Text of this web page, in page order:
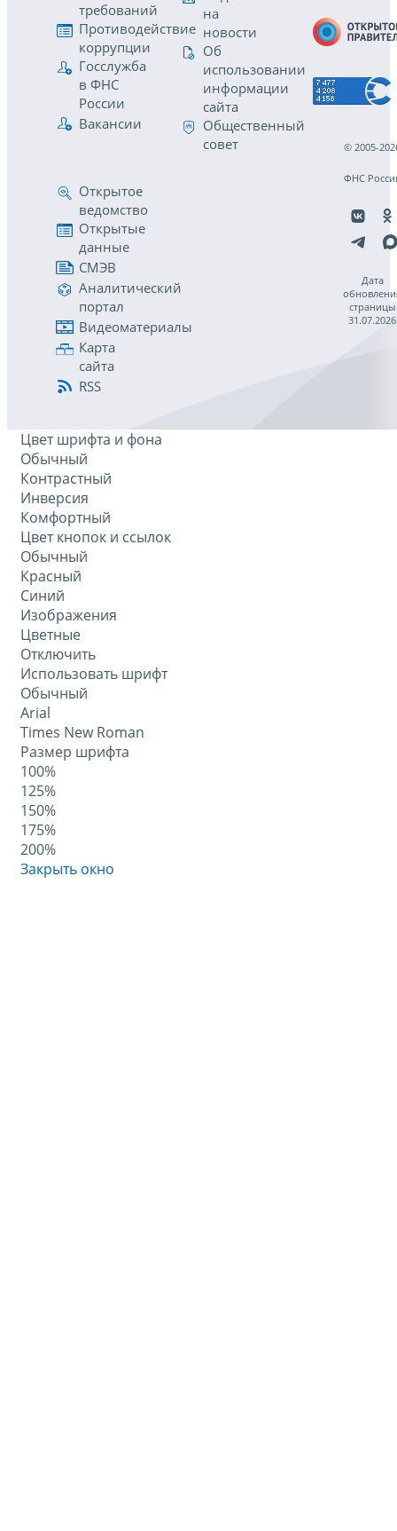
требований
Противодействие
коррупции
Госслужба
в ФНС
России
Вакансии
на
новости
Об
использовании
информации
сайта
Общественный
совет
Открытое
ведомство
Открытые
данные
СМЭВ
Аналитический
портал
Видеоматериалы
Карта
сайта
RSS
© 2005-
ФНС
Дата
страницы
31.07.2026
Цвет шрифта и фона
Обычный
Контрастный
Инверсия
Комфортный
Цвет кнопок и ссылок
Обычный
Красный
Синий
Изображения
Цветные
Отключить
Использовать шрифт
Обычный
Arial
Times New Roman
Размер шрифта
100%
125%
150%
175%
200%
Закрыть окно